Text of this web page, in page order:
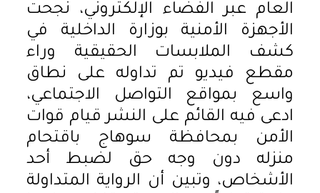
العام عبر الفضاء الإلكتروني، نجحت
الأجهزة الأمنية بوزارة الداخلية في
كشف الملابسات الحقيقية وراء
مقطع فيديو تم تداوله على نطاق
واسع بمواقع التواصل الاجتماعي،
ادعى فيه القائم على النشر قيام قوات
الأمن بمحافظة سوهاج باقتحام
منزله دون وجه حق لضبط أحد
الأشخاص، وتبين أن الرواية المتداولة